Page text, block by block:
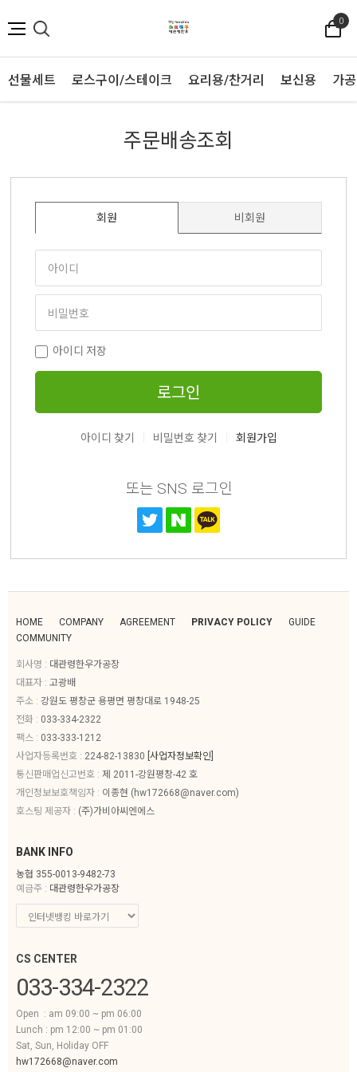
0
선물세트 로스구이/스테이크 요리용/찬거리 보신용 가
주문배송조회
회원 비회원
아이디 저장
로그인
아이디 찾기 비밀번호 찾기 회원가입
또는 SNS 로그인
HOME COMPANY AGREEMENT PRIVACY POLICY
GUIDE
COMMUNITY
회사명 : 대관령한우가공장
대표자 : 고광배
주소 : 강원도 평창군 용평면 평창대로 1948-25
전화 : 033-334-2322
팩스 : 033-333-1212
사업자등록번호 : 224-82-13830 [사업자정보확인]
통신판매업신고번호 : 제 2011-강원평창-42 호
개인정보보호책임자 : 이종현 ( hw172668@naver.com)
호스팅 제공자 : (주)가비아씨엔에스
BANK INFO
농협 355-0013-9482-73
예금주 : 대관령한우가공장
CS CENTER
033-334-2322
Open : am 09:00 ~ pm 06:00
Lunch : pm 12:00 ~ pm 01:00
Sat, Sun, Holiday OFF
hw172668@naver.com